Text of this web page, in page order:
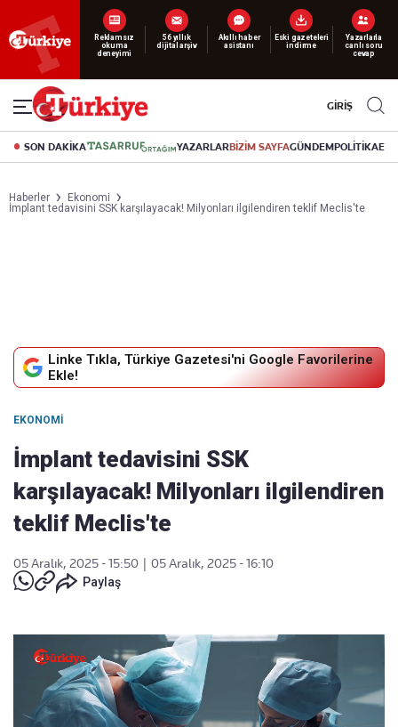
Yeni nesil dijital
abonelik 19 TL’den başlayan fiyatlarla.
GİRİŞ
SON DAKİKA YAZARLARBİZİM SAYFAGÜNDEMPOLİTİKA
Haberler
Ekonomi
İmplant tedavisini SSK karşılayacak! Milyonları ilgilendiren teklif Meclis'te
Linke Tıkla, Türkiye Gazetesi'ni Google Favorilerine
Ekle!
EKONOMI
İmplant tedavisini SSK
karşılayacak! Milyonları ilgilendiren
teklif Meclis'te
05 Aralık, 2025 - 15:50
05 Aralık, 2025 - 16:10
Paylaş